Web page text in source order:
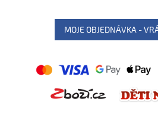
MOJE OBJEDNÁVKA -